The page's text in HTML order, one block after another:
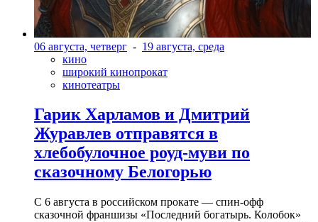
06 августа, четверг - 19 августа, среда
кино
широкий кинопрокат
кинотеатры
Гарик Харламов и Дмитрий
Журавлев отправятся в
хлебобулочное роуд-муви по
сказочному Белогорью
С 6 августа в российском прокате — спин-офф
сказочной франшизы «Последний богатырь. Колобок»